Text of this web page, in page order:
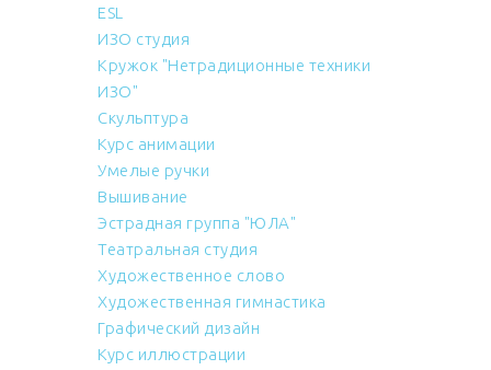
ESL
ИЗО студия
Кружок "Нетрадиционные техники
ИЗО"
Скульптура
Курс анимации
Умелые ручки
Вышивание
Эстрадная группа "ЮЛА"
Театральная студия
Художественное слово
Художественная гимнастика
Графический дизайн
Курс иллюстрации